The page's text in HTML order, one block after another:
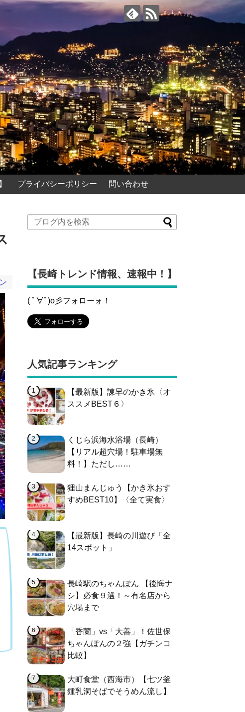
プライバシーポリシー 問い合わせ
【長崎トレンド情報、速報中！】
( ﾟ∀ﾟ)o彡フォローォ！
人気記事ランキング
【最新版】諫早のかき氷〈オ
ススメBEST６〉
くじら浜海水浴場（長崎）
【リアル超穴場！駐車場無
料！】ただし……
狸山まんじゅう【かき氷おす
すめBEST10】〈全て実食〉
【最新版】長崎の川遊び「全
14スポット」
長崎駅のちゃんぽん 【後悔ナ
シ】必食９選！～有名店から
穴場まで
「香蘭」vs「大善」！佐世保
ちゃんぽんの２強【ガチンコ
比較】
大町食堂（西海市）【七ツ釜
鍾乳洞そばでそうめん流し】